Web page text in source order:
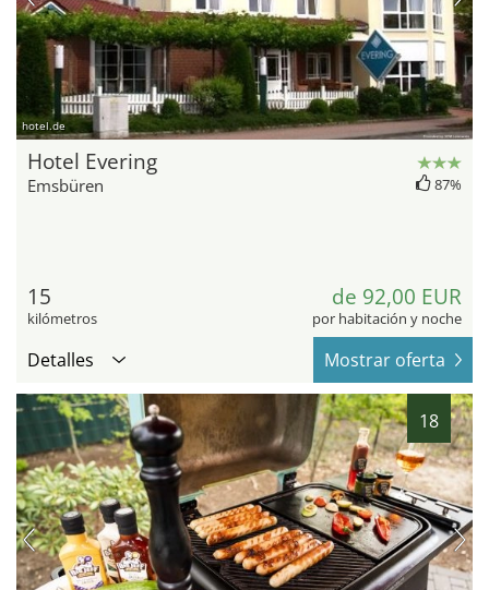
hotel.de
Hotel Evering
Emsbüren 87%
15
kilómetros
de 92,00 EUR
por habitación y noche
Detalles Mostrar oferta
18